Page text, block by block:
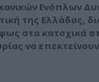
Ενόπλων
της
στα κατοχικά
να